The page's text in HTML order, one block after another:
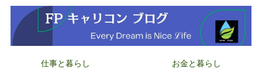
仕事と暮らし お金と暮らし